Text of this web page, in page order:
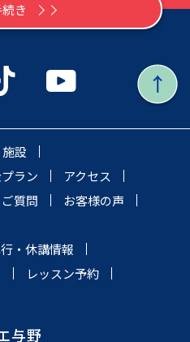
き
施設
ラン
アクセス
質問
お客様の声
・休講情報
レッスン予約
与野